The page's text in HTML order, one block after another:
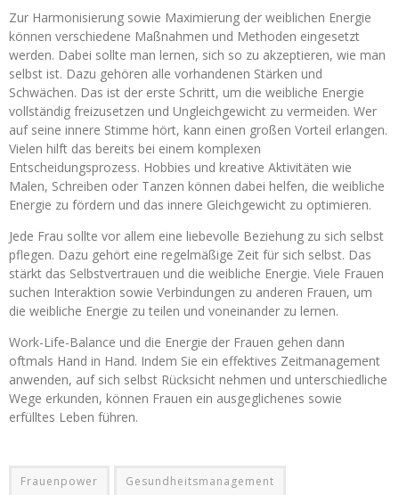
Zur Harmonisierung sowie Maximierung der weiblichen Energie
können verschiedene Maßnahmen und Methoden eingesetzt
werden. Dabei sollte man lernen, sich so zu akzeptieren, wie man
selbst ist. Dazu gehören alle vorhandenen Stärken und
Schwächen. Das ist der erste Schritt, um die weibliche Energie
vollständig freizusetzen und Ungleichgewicht zu vermeiden. Wer
auf seine innere Stimme hört, kann einen großen Vorteil erlangen.
Vielen hilft das bereits bei einem komplexen
Entscheidungsprozess. Hobbies und kreative Aktivitäten wie
Malen, Schreiben oder Tanzen können dabei helfen, die weibliche
Energie zu fördern und das innere Gleichgewicht zu optimieren.
Jede Frau sollte vor allem eine liebevolle Beziehung zu sich selbst
pflegen. Dazu gehört eine regelmäßige Zeit für sich selbst. Das
stärkt das Selbstvertrauen und die weibliche Energie. Viele Frauen
suchen Interaktion sowie Verbindungen zu anderen Frauen, um
die weibliche Energie zu teilen und voneinander zu lernen.
Work-Life-Balance und die Energie der Frauen gehen dann
oftmals Hand in Hand. Indem Sie ein effektives Zeitmanagement
anwenden, auf sich selbst Rücksicht nehmen und unterschiedliche
Wege erkunden, können Frauen ein ausgeglichenes sowie
erfülltes Leben führen.
Frauenpower Gesundheitsmanagement